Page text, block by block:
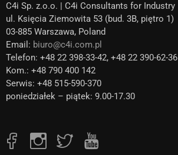
C4i Sp. z.o.o. | C4i Consultants for Industry
ul. Księcia Ziemowita 53 (bud. 3B, piętro 1)
03-885 Warszawa, Poland
Email: biuro@c4i.com.pl
Telefon: +48 22 398-33-42, +48 22 390-62-36
Kom.: +48 790 400 142
Serwis: +48 515-590-370
poniedziałek – piątek: 9.00-17.30